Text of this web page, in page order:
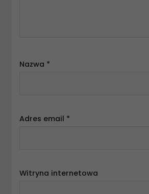
Nazwa *
Adres email *
Witryna internetowa